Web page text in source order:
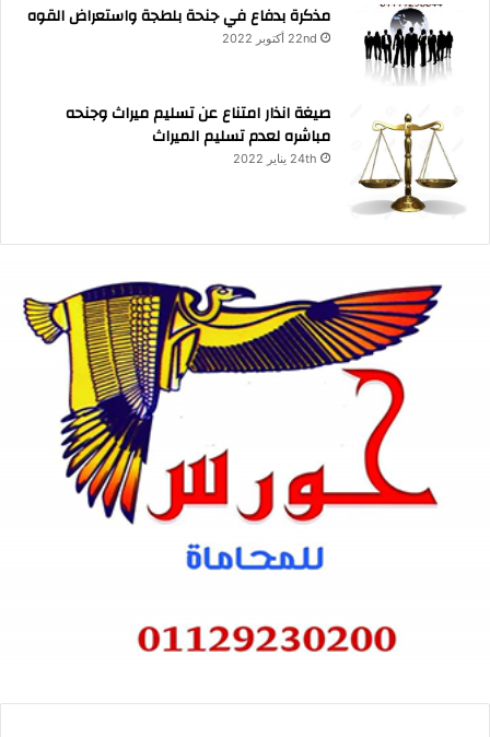
مذكرة بدفاع في جنحة بلطجة واستعراض القوه
22nd أكتوبر 2022
صيغة انذار امتناع عن تسليم ميراث وجنحه
مباشره لعدم تسليم الميراث
24th يناير 2022